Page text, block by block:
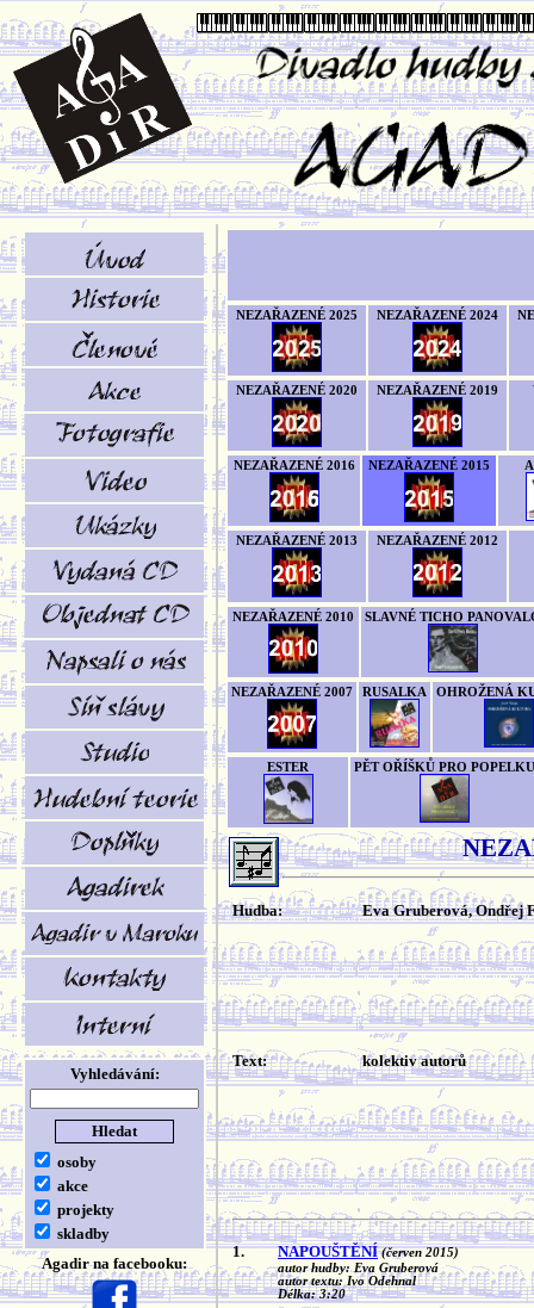
Vyhledávání:
osoby
akce
projekty
skladby
Agadir na facebooku:
NEZAŘAZENÉ 2025 NEZAŘAZENÉ 2024
NEZAŘAZENÉ 2020 NEZAŘAZENÉ 2019
NEZAŘAZENÉ 2016 NEZAŘAZENÉ 2015
NEZAŘAZENÉ 2013 NEZAŘAZENÉ 2012
NEZAŘAZENÉ 2010 SLAVNÉ TICHO
NEZAŘAZENÉ 2007 RUSALKA OHROŽENÁ
ESTER PĚT OŘÍŠKŮ PRO POPELKU
Hudba: Eva Gruberová, Ondřej
Text: kolektiv autorů
1. NAPOUŠTĚNÍ (červen 2015)
autor hudby: Eva Gruberová
autor textu: Ivo Odehnal
Délka: 3:20